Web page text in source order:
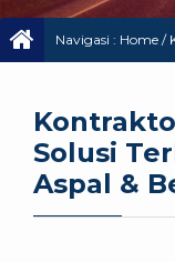
Navigasi : Home /
Solusi
Aspal &